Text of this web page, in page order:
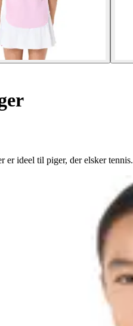
er ideel til piger, der elsker tennis.